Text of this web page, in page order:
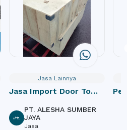
Jasa Lainnya
Jasa Import Door To
PT. ALESHA SUMBER
JAYA
Jasa